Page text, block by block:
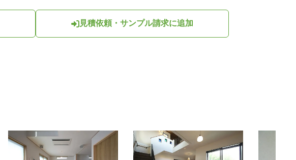
見積依頼・サンプル請求に追加